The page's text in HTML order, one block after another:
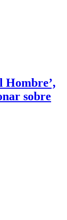
Hombre’,
sobre